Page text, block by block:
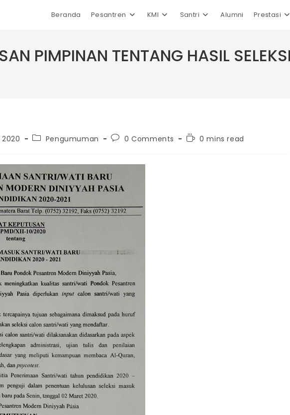
Beranda Pesantren KMI Santri Alumni Prestasi
PIMPINAN TENTANG HASIL
PostPengumuman
Post0 Comments
Reading
0 mins read